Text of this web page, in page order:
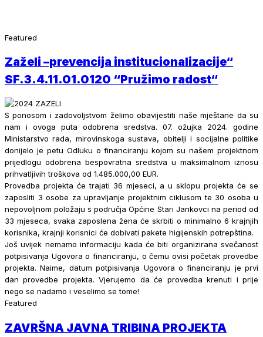
Featured
Zaželi –prevencija institucionalizacije“
SF.3.4.11.01.0120 “Pružimo radost“
S ponosom i zadovoljstvom želimo obavijestiti naše mještane da su
nam i ovoga puta odobrena sredstva. 07. ožujka 2024. godine
Ministarstvo rada, mirovinskoga sustava, obitelji i socijalne politike
donijelo je petu Odluku o financiranju kojom su našem projektnom
prijedlogu odobrena bespovratna sredstva u maksimalnom iznosu
prihvatljivih troškova od 1.485.000,00 EUR.
Provedba projekta će trajati 36 mjeseci, a u sklopu projekta će se
zaposliti 3 osobe za upravljanje projektnim ciklusom te 30 osoba u
nepovoljnom položaju s područja Općine Stari Jankovci na period od
33 mjeseca, svaka zaposlena žena će skrbiti o minimalno 6 krajnjih
korisnika, krajnji korisnici će dobivati pakete higijenskih potrepština.
Još uvijek nemamo informaciju kada će biti organizirana svečanost
potpisivanja Ugovora o financiranju, o čemu ovisi početak provedbe
projekta. Naime, datum potpisivanja Ugovora o financiranju je prvi
dan provedbe projekta. Vjerujemo da će provedba krenuti i prije
nego se nadamo i veselimo se tome!
Featured
ZAVRŠNA JAVNA TRIBINA PROJEKTA